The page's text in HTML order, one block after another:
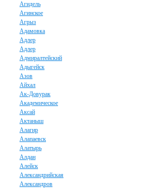
Агидель
Агинское
Агрыз
Адамовка
Адлер
Адлер
Адмиралтейский
Адыгейск
Азов
Айхал
Ак-Довурак
Академическое
Аксай
Актаныш
Алагир
Алапаевск
Алатырь
Алдан
Алейск
Александрийская
Александров